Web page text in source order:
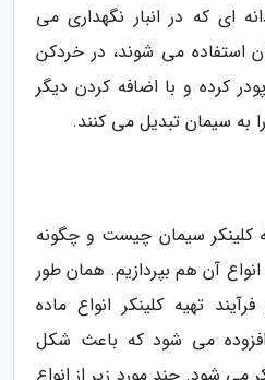
ای که در انبار نگهداری می
استفاده می شوند، در خردکن
کرده و با اضافه کردن دیگر
به سیمان تبدیل می کنند.
کلینکر سیمان چیست و چگونه
آن هم بپردازیم. همان طور
تهیه کلینکر انواع ماده
می شود که باعث شکل